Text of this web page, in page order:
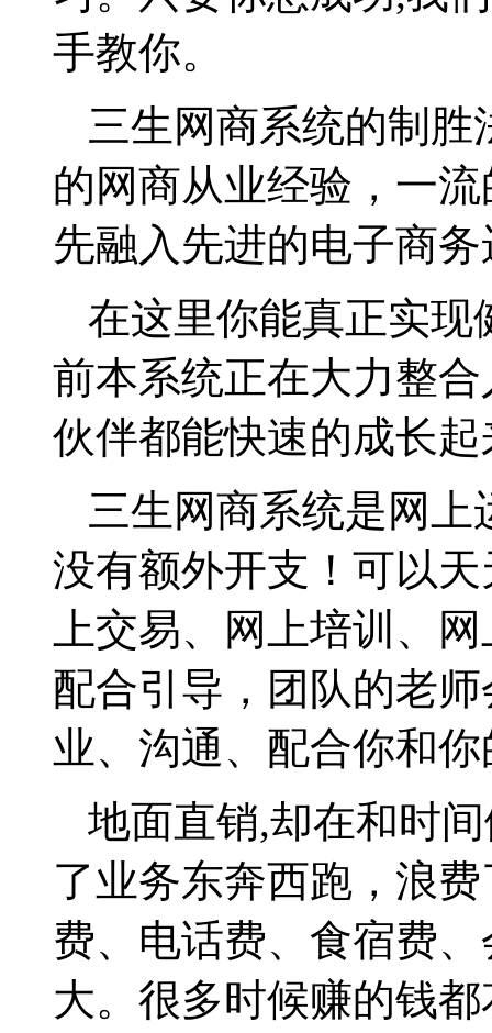
手教你。
三生网商系统的制
的网商从业经验，一
先融入先进的电子商
在这里你能真正实现
前本系统正在大力整
伙伴都能快速的成长起
三生网商系统是网
没有额外开支！可以
上交易、网上培训、
配合引导，团队的老
业、沟通、配合你和
地面直销,却在和时
了业务东奔西跑，浪
费、电话费、食宿费
大。很多时候赚的钱